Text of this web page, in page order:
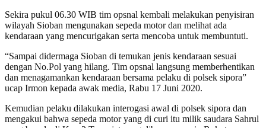
Sekira pukul 06.30 WIB tim opsnal kembali melakukan penyisiran
wilayah Sioban mengunakan sepeda motor dan melihat ada
kendaraan yang mencurigakan serta mencoba untuk membuntuti.
“Sampai didermaga Sioban di temukan jenis kendaraan sesuai
dengan No.Pol yang hilang. Tim opsnal langsung memberhentikan
dan menagamankan kendaraan bersama pelaku di polsek sipora”
ucap Irmon kepada awak media, Rabu 17 Juni 2020.
Kemudian pelaku dilakukan interogasi awal di polsek sipora dan
mengakui bahwa sepeda motor yang di curi itu milik saudara Sahrul